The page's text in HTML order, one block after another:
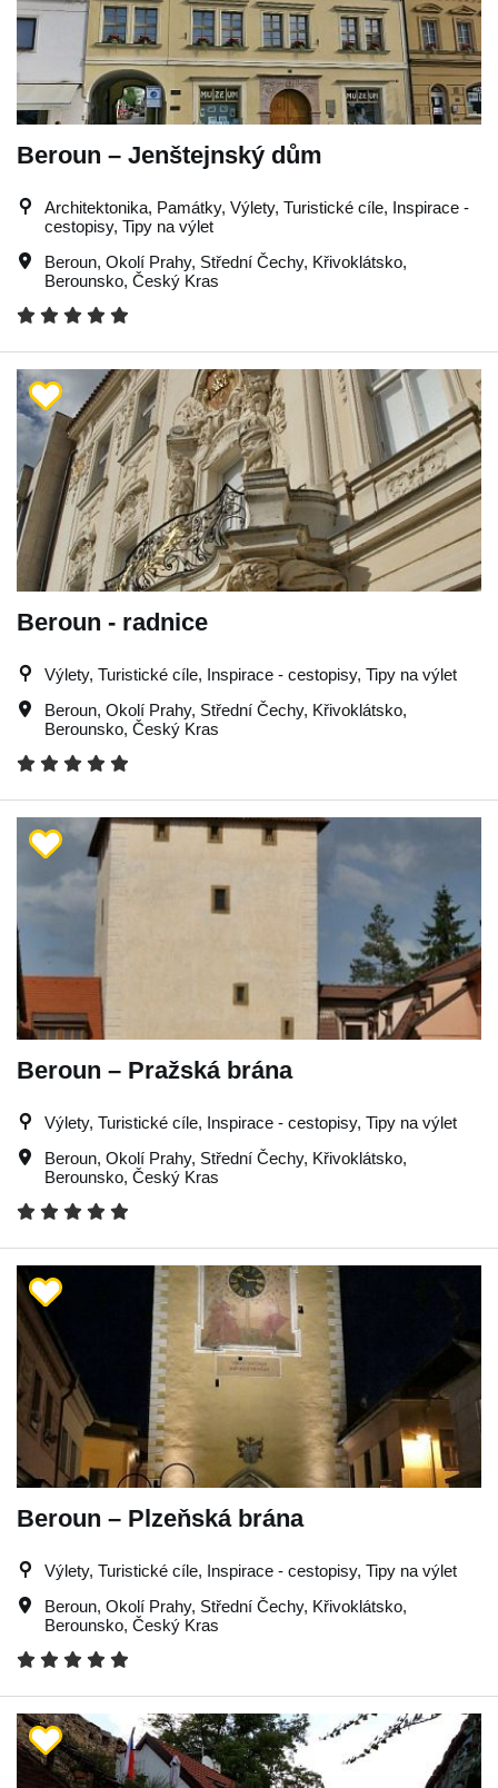
Beroun – Jenštejnský dům
Architektonika, Památky, Výlety, Turistické cíle, Inspirace -
cestopisy, Tipy na výlet
Beroun, Okolí Prahy, Střední Čechy, Křivoklátsko,
Berounsko, Český Kras
Beroun - radnice
Výlety, Turistické cíle, Inspirace - cestopisy, Tipy na výlet
Beroun, Okolí Prahy, Střední Čechy, Křivoklátsko,
Berounsko, Český Kras
Beroun – Pražská brána
Výlety, Turistické cíle, Inspirace - cestopisy, Tipy na výlet
Beroun, Okolí Prahy, Střední Čechy, Křivoklátsko,
Berounsko, Český Kras
Beroun – Plzeňská brána
Výlety, Turistické cíle, Inspirace - cestopisy, Tipy na výlet
Beroun, Okolí Prahy, Střední Čechy, Křivoklátsko,
Berounsko, Český Kras